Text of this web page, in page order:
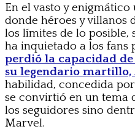
En el vasto y
donde héroes y villanos
los límites de lo posible,
ha inquietado a los fans
perdió la capacidad
su legendario martillo,
habilidad, concedida
se convirtió en un tema
los seguidores sino
Marvel.